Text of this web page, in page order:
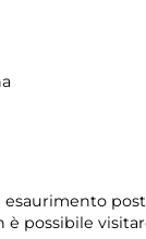
possibile